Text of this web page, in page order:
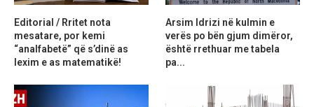
Editorial / Rritet nota
mesatare, por kemi
“analfabetë” që s’dinë as
lexim e as matematikë!
Arsim Idrizi në kulmin e
verës po bën gjum dimëror,
është rrethuar me tabela
pa...